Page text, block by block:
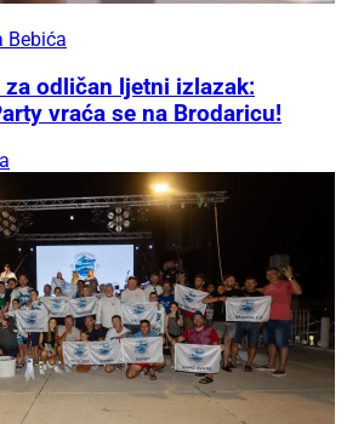
Bebića
za odličan ljetni izlazak:
vraća se na Brodaricu!